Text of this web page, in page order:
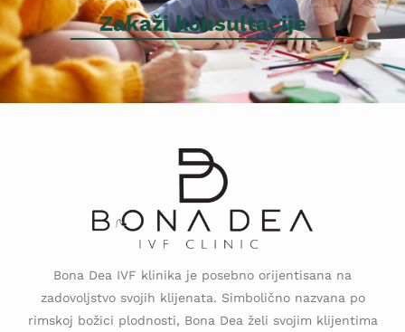
Zakaži konsultacije
Bona Dea IVF klinika je posebno orijentisana na
zadovoljstvo svojih klijenata. Simbolično nazvana po
rimskoj božici plodnosti, Bona Dea želi svojim klijentima